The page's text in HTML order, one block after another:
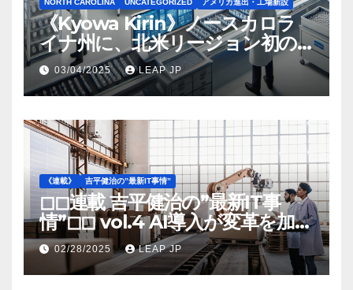
《Kyowa Kirin》ノースカロラ
イナ州に、北米リージョン初の
工場建設を決定
03/04/2025 LEAP JP
《連載》 吉平健治の”最新IT事情”
◻︎◻︎連載 吉平健治の”最新IT事
情”◻︎◻︎ vol.4 AI導入が変革を加速
する米国製造業の最前線
02/28/2025 LEAP JP